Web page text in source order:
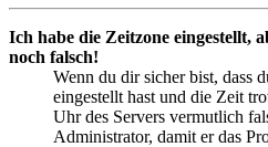
Ich habe die Zeitzone eingestellt,
noch falsch!
Wenn du dir sicher bist, dass
eingestellt hast und die Zeit
Uhr des Servers vermutlich
Administrator, damit er das